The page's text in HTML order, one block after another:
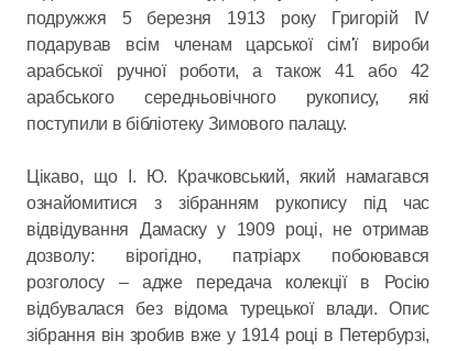
подружжя 5 березня 1913 року Григорій IV
подарував всім членам царської сім'ї вироби
арабської ручної роботи, а також 41 або 42
арабського середньовічного рукопису, які
поступили в бібліотеку Зимового палацу.
Цікаво, що І. Ю. Крачковський, який намагався
ознайомитися з зібранням рукопису під час
відвідування Дамаску у 1909 році, не отримав
дозволу: вірогідно, патріарх побоювався
розголосу – адже передача колекції в Росію
відбувалася без відома турецької влади. Опис
зібрання він зробив вже у 1914 році в Петербурзі,